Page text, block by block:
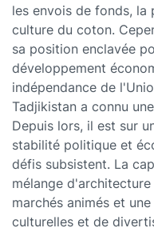
les envois de fonds,
culture du coton.
sa position enclavée
développement
indépendance de
Tadjikistan a connu
Depuis lors, il est sur
stabilité politique et
défis subsistent. La
mélange
marchés animés et
culturelles et de